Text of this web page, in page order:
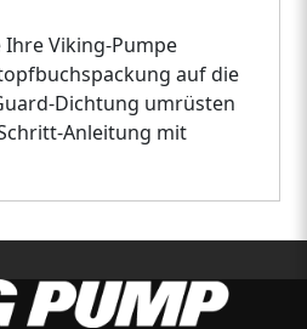
Ihre Viking-Pumpe
auf die
Dichtung umrüsten
Anleitung mit